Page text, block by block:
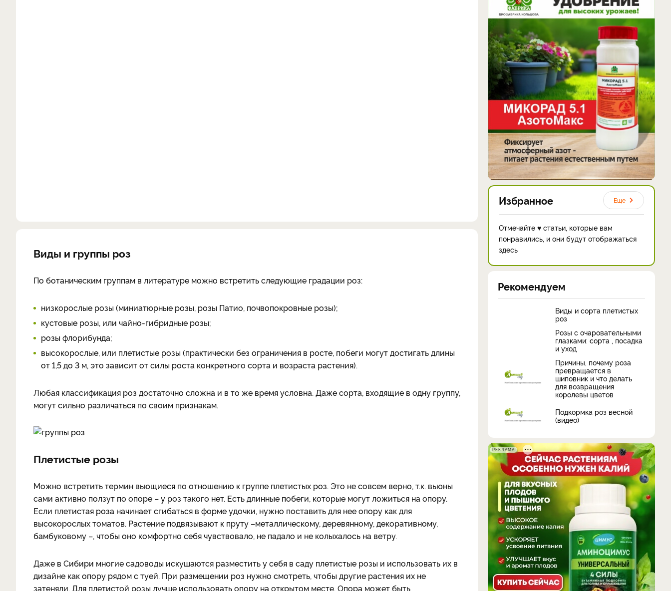
Виды и группы роз
По ботаническим группам в литературе можно встретить следующие градации роз:
низкорослые розы (миниатюрные розы, розы Патио, почвопокровные розы);
кустовые розы, или чайно-гибридные розы;
розы флорибунда;
высокорослые, или плетистые розы (практически без ограничения в росте, побеги могут достигать длины
от 1,5 до 3 м, это зависит от силы роста конкретного сорта и возраста растения).
Любая классификация роз достаточно сложна и в то же время условна. Даже сорта, входящие в одну группу,
могут сильно различаться по своим признакам.
Плетистые розы
Можно встретить термин вьющиеся по отношению к группе плетистых роз. Это не совсем верно, т.к. вьюны
сами активно ползут по опоре – у роз такого нет. Есть длинные побеги, которые могут ложиться на опору.
Если плетистая роза начинает сгибаться в форме удочки, нужно поставить для нее опору как для
высокорослых томатов. Растение подвязывают к пруту –металлическому, деревянному, декоративному,
бамбуковому –, чтобы оно комфортно себя чувствовало, не падало и не колыхалось на ветру.
Даже в Сибири многие садоводы искушаются разместить у себя в саду плетистые розы и использовать их в
дизайне как опору рядом с туей. При размещении роз нужно смотреть, чтобы другие растения их не
затеняли. Для плетистой розы лучше использовать опору на открытом месте. Опора может быть
Избранное Еще
Отмечайте ♥ статьи, которые вам
понравились, и они будут отображаться
здесь
Рекомендуем
Виды и сорта плетистых
роз
Розы c очаровательными
глазками: сорта , посадка
и уход
Причины, почему роза
превращается в
шиповник и что делать
для возвращения
королевы цветов
Подкормка роз весной
(видео)
РЕКЛАМА